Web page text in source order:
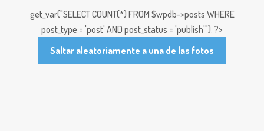
get_var("SELECT COUNT(*) FROM $wpdb->posts WHERE
post_type = 'post' AND post_status = 'publish'"); ?>
Saltar aleatoriamente a una de las fotos